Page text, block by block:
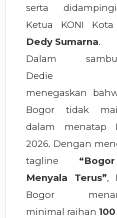
serta
Ketua KONI
Dedy Sumarna.
Dalam
Dedie
menegaskan
Bogor tidak
dalam menatap
2026. Dengan
tagline
Menyala Terus”,
Bogor
minimal raihan